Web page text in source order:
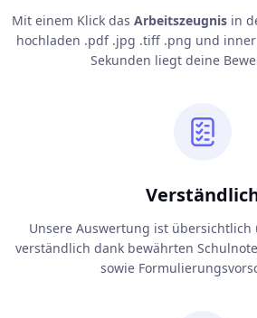
Mit einem Klick das Arbeitszeugnis in
hochladen .pdf .jpg .tiff .png und
Sekunden liegt deine
Unsere Auswertung ist
verständlich dank bewährten
sowie